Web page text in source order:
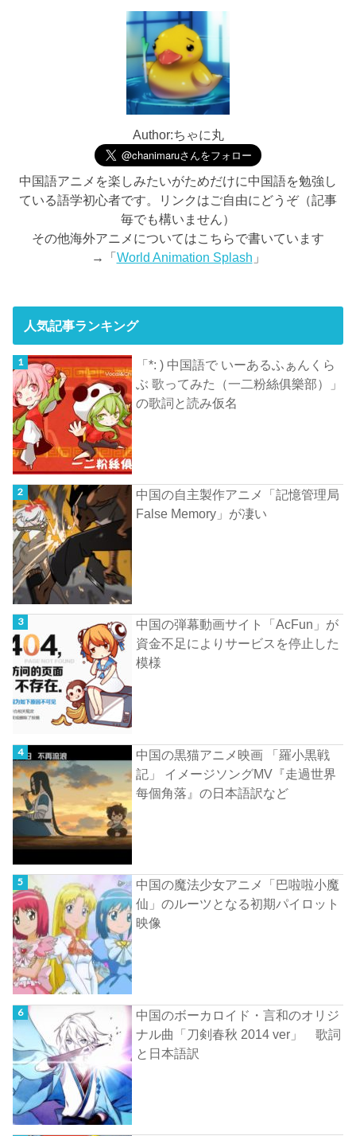
Author:ちゃに丸
中国語アニメを楽しみたいがためだけに中国語を勉強し
ている語学初心者です。リンクはご自由にどうぞ（記事
毎でも構いません）
その他海外アニメについてはこちらで書いています
→「World Animation Splash 」
人気記事ランキング
「*: ) 中国語で いーあるふぁんくら
ぶ 歌ってみた（一二粉絲俱樂部）」
の歌詞と読み仮名
中国の自主製作アニメ「記憶管理局
False Memory」が凄い
中国の弾幕動画サイト「AcFun」が
資金不足によりサービスを停止した
模様
中国の黒猫アニメ映画 「羅小黒戦
記」 イメージソングMV『走過世界
每個角落』の日本語訳など
中国の魔法少女アニメ「巴啦啦小魔
仙」のルーツとなる初期パイロット
映像
中国のボーカロイド・言和のオリジ
ナル曲「刀剣春秋 2014 ver」 歌詞
と日本語訳